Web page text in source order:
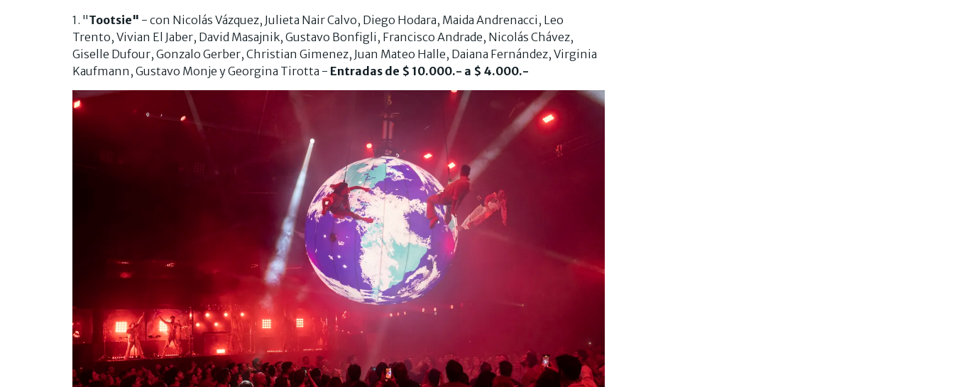
1. "Tootsie" - con Nicolás Vázquez, Julieta Nair Calvo, Diego Hodara, Maida Andrenacci, Leo
Trento, Vivian El Jaber, David Masajnik, Gustavo Bonfigli, Francisco Andrade, Nicolás Chávez,
Giselle Dufour, Gonzalo Gerber, Christian Gimenez, Juan Mateo Halle, Daiana Fernández, Virginia
Kaufmann, Gustavo Monje y Georgina Tirotta - Entradas de $ 10.000.- a $ 4.000.-